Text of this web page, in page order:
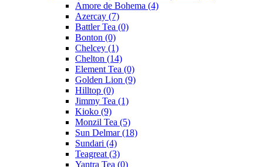
Amore de Bohema (4)
Azercay (7)
Battler Tea (0)
Bonton (0)
Chelcey (1)
Chelton (14)
Element Tea (0)
Golden Lion (9)
Hilltop (0)
Jimmy Tea (1)
Kioko (9)
Monzil Tea (5)
Sun Delmar(18)
Sundari (4)
Teagreat (3)
Yantra Tea (0)